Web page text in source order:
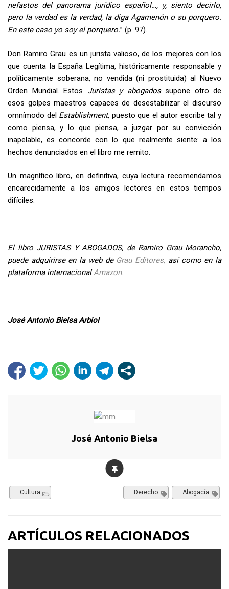
nefastos del panorama jurídico español…, y, siento decirlo,
pero la verdad es la verdad, la diga Agamenón o su porquero.
En este caso yo soy el porquero.” (p. 97).
Don Ramiro Grau es un jurista valioso, de los mejores con los
que cuenta la España Legítima, históricamente responsable y
políticamente soberana, no vendida (ni prostituida) al Nuevo
Orden Mundial. Estos Juristas y abogados supone otro de
esos golpes maestros capaces de desestabilizar el discurso
omnímodo del Establishment, puesto que el autor escribe tal y
como piensa, y lo que piensa, a juzgar por su convicción
inapelable, es concorde con lo que realmente siente: a los
hechos denunciados en el libro me remito.
Un magnífico libro, en definitiva, cuya lectura recomendamos
encarecidamente a los amigos lectores en estos tiempos
difíciles.
El libro JURISTAS Y ABOGADOS, de Ramiro Grau Morancho,
puede adquirirse en la web de Grau Editores, así como en la
plataforma internacionalAmazon.
José Antonio Bielsa Arbiol
José Antonio Bielsa
Cultura Abogacía
Derecho
ARTÍCULOS RELACIONADOS